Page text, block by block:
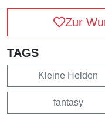
Zur
TAGS
Kleine Helden
fantasy